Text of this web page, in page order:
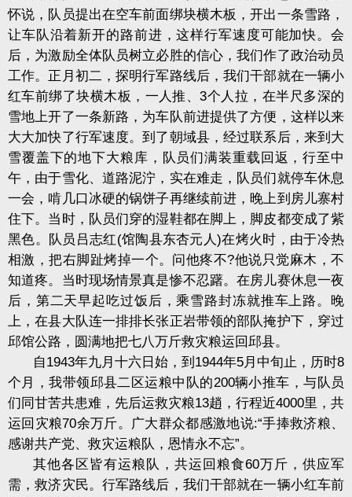
怀说，队员提出在空车前面绑块横木板，开出一条雪路，
让车队沿着新开的路前进，这样行军速度可能加快。会
后，为激励全体队员树立必胜的信心，我们作了政治动员
工作。正月初二，探明行军路线后，我们干部就在一辆小
红车前绑了块横木板，一人推、3个人拉，在半尺多深的
雪地上开了一条新路，为车队前进提供了方便，这样以来
大大加快了行军速度。到了朝域县，经过联系后，来到大
雪覆盖下的地下大粮库，队员们满装重载回返，行至中
午，由于雪化、道路泥泞，实在难走，队员们就停车休息
一会，啃几口冰硬的锅饼子再继续前进，晚上到房儿寨村
住下。当时，队员们穿的湿鞋都在脚上，脚皮都变成了紫
黑色。队员吕志红(馆陶县东杏元人)在烤火时，由于冷热
相激，把右脚趾烤掉一个。问他疼不?他说只觉麻木，不
知道疼。当时现场情景真是惨不忍躇。在房儿赛休息一夜
后，第二天早起吃过饭后，乘雪路封冻就推车上路。晚
上，在县大队连一排排长张正岩带领的部队掩护下，穿过
邱馆公路，圆满地把七八万斤救灾粮运回邱县。
自1943年九月十六日始，到1944年5月中旬止，历时8
个月，我带领邱县二区运粮中队的200辆小推车，与队员
们同甘苦共患难，先后运救灾粮13趙，行程近4000里，共
运回灾粮70余万斤。广大群众都感激地说:“手捧救济粮、
感谢共产党、救灾运粮队，恩情永不忘”。
其他各区皆有运粮队，共运回粮食60万斤，供应军
需，救济灾民。行军路线后，我们干部就在一辆小红车前